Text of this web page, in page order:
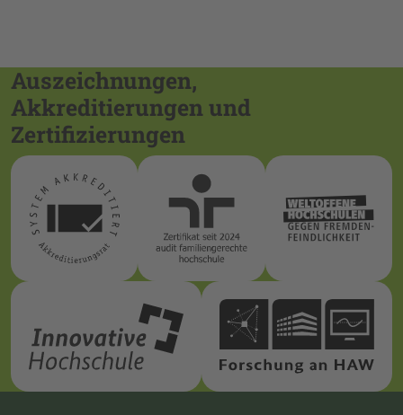
Auszeichnungen,
Akkreditierungen und
Zertifizierungen